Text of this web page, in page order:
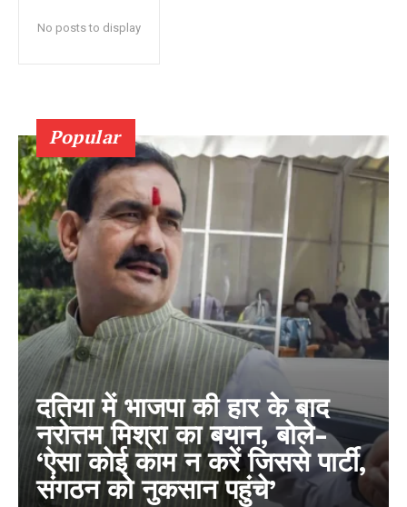
No posts to display
Popular
दतिया में भाजपा की हार के बाद
नरोत्तम मिश्रा का बयान, बोले-
‘ऐसा कोई काम न करें जिससे पार्टी,
संगठन को नुकसान पहुंचे’